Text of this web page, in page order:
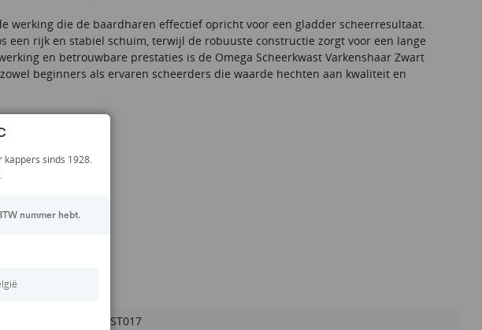
werking die de baardharen effectief opricht voor een gladder scheerresultaat.
een rijk en stabiel schuim, terwijl de robuuste constructie zorgt voor een lange
en betrouwbare prestaties is de Omega Scheerkwast Varkenshaar Zwart
beginners als ervaren scheerders die waarde hechten aan kwaliteit en
KWAST017
kappers sinds 1928.
nummer hebt.